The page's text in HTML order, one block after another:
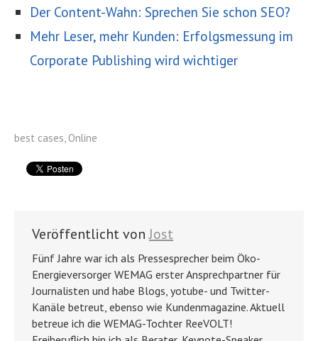
Der Content-Wahn: Sprechen Sie schon SEO?
Mehr Leser, mehr Kunden: Erfolgsmessung im
Corporate Publishing wird wichtiger
best cases Online
Veröffentlicht vonJost
Fünf Jahre war ich als Pressesprecher beim Öko-
Energieversorger WEMAG erster Ansprechpartner für
Journalisten und habe Blogs, yotube- und Twitter-
Kanäle betreut, ebenso wie Kundenmagazine. Aktuell
betreue ich die WEMAG-Tochter ReeVOLT!